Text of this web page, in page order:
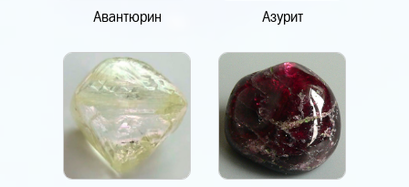
Авантюрин Азурит